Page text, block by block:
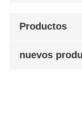
Productos
nuevos